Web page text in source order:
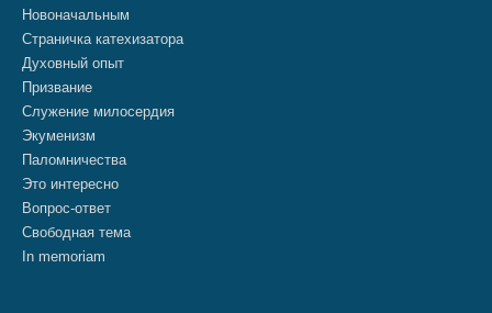
Новоначальным
Страничка катехизатора
Духовный опыт
Призвание
Служение милосердия
Экуменизм
Паломничества
Это интересно
Вопрос-ответ
Свободная тема
In memoriam